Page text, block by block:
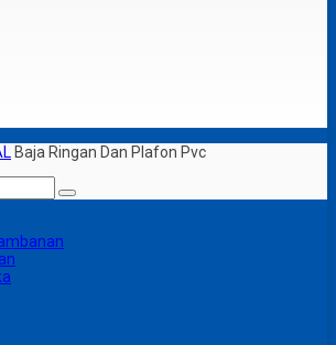
Baja Ringan Dan Plafon Pvc